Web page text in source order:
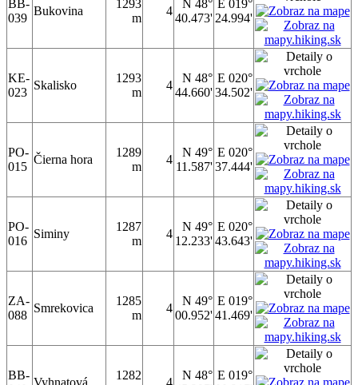
BB-
039
Bukovina
1293
m
4
N 48°
40.473'
E 019°
24.994'
KE-
023
Skalisko
1293
m
4
N 48°
44.660'
E 020°
34.502'
PO-
015
Čierna hora
1289
m
4
N 49°
11.587'
E 020°
37.444'
PO-
016
Siminy
1287
m
4
N 49°
12.233'
E 020°
43.643'
ZA-
088
Smrekovica
1285
m
4
N 49°
00.952'
E 019°
41.469'
BB-
Vyhnatová
1282
4
N 48° E 019°